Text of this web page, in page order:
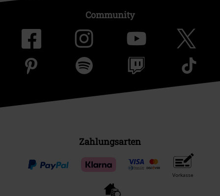
Community
Zahlungsarten
Vorkasse